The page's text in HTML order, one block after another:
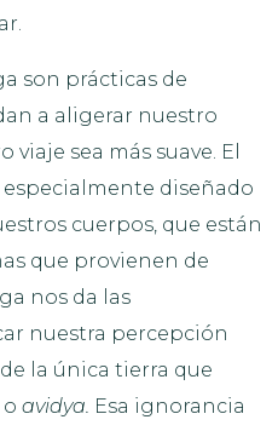
son prácticas de
a aligerar nuestro
sea más suave. El
diseñado
cuerpos, que están
que provienen de
nos da las
nuestra percepción
la única tierra que
avidya. Esa ignorancia